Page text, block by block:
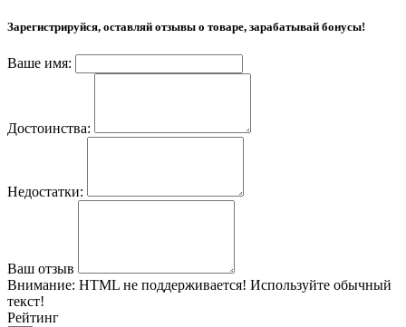
Зарегистрируйся, оставляй отзывы о товаре, зарабатывай бонусы!
Ваше имя:
Достоинства:
Недостатки:
Ваш отзыв
Внимание: HTML не поддерживается! Используйте обычный
текст!
Рейтинг